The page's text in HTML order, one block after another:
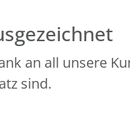
an all unsere
sind.